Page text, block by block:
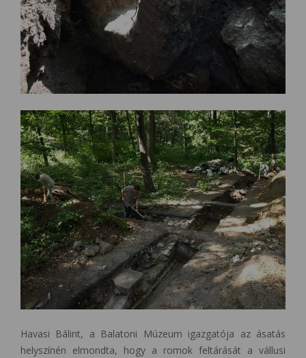
Havasi Bálint, a Balatoni Múzeum igazgatója az ásatás
helyszínén elmondta, hogy a romok feltárását a vállusi